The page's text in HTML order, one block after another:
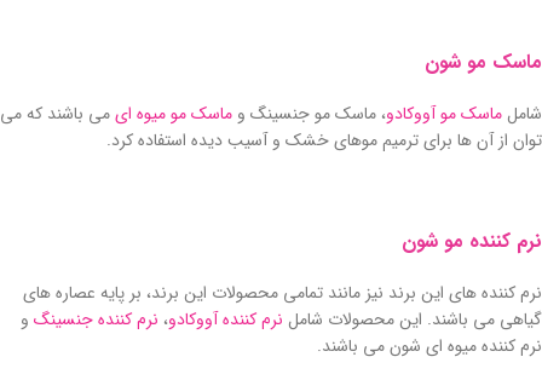
ماسک مو شون
شامل ماسک مو آووکادو، ماسک مو جنسینگ و ماسک مو میوه ایمی باشند که می
توان از آن ها برای ترمیم موهای خشک و آسیب دیده استفاده کرد.
نرم کننده مو شون
نرم کننده های این برند نیز مانند تمامی محصولات این برند، بر پایه عصاره های
گیاهی می باشند. این محصولات شامل نرم کننده آووکادو، نرم کننده جنسینگ و
نرم کننده میوه ای شون می باشند.